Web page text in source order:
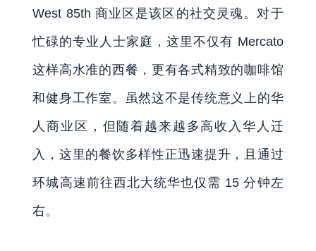
West 85th 商业区是该区的社交灵魂。对于
忙碌的专业人士家庭，这里不仅有 Mercato
这样高水准的西餐，更有各式精致的咖啡馆
和健身工作室。虽然这不是传统意义上的华
人商业区，但随着越来越多高收入华人迁
入，这里的餐饮多样性正迅速提升，且通过
环城高速前往西北大统华也仅需 15 分钟左
右。